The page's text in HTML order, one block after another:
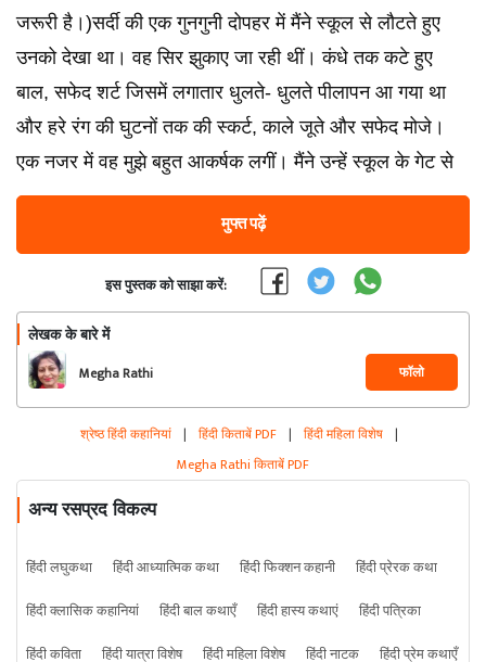
जरूरी है।)सर्दी की एक गुनगुनी दोपहर में मैंने स्कूल से लौटते हुए
उनको देखा था। वह सिर झुकाए जा रही थीं। कंधे तक कटे हुए
बाल, सफेद शर्ट जिसमें लगातार धुलते- धुलते पीलापन आ गया था
और हरे रंग की घुटनों तक की स्कर्ट, काले जूते और सफेद मोजे।
एक नजर में वह मुझे बहुत आकर्षक लगीं। मैंने उन्हें स्कूल के गेट से
मुफ्त पढ़ें
इस पुस्तक को साझा करें:
लेखक के बारे में
Megha Rathi फॉलो
श्रेष्ठ हिंदी कहानियां | हिंदी किताबें PDF | हिंदी महिला विशेष |
Megha Rathi किताबें PDF
अन्य रसप्रद विकल्प
हिंदी लघुकथा हिंदी आध्यात्मिक कथा हिंदी फिक्शन कहानी
हिंदी प्रेरक कथा
हिंदी क्लासिक कहानियां
हिंदी बाल कथाएँ हिंदी हास्य कथाएं
हिंदी पत्रिका
हिंदी कविता
हिंदी यात्रा विशेष हिंदी महिला विशेष हिंदी नाटक हिंदी प्रेम कथाएँ